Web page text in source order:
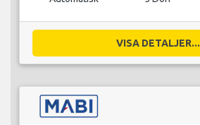
VISA DETALJER...